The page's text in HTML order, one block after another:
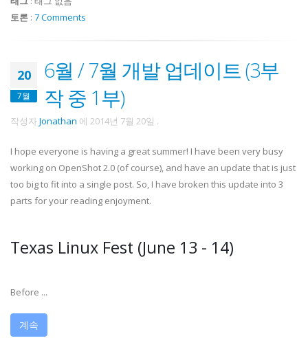
토론 : 7 Comments
20
7월
6월 / 7월 개발 업데이트 (3부
작 중 1부)
작성자Jonathan 에 2014년 7월 20일 .
I hope everyone is having a great summer! I have been very busy
working on OpenShot 2.0 (of course), and have an update that is just
too big to fit into a single post. So, I have broken this update into 3
parts for your reading enjoyment.
Texas Linux Fest (June 13 - 14)
Before ...
계속